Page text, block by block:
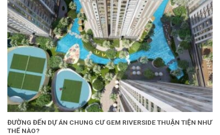
ĐƯỜNG ĐẾN DỰ ÁN CHUNG CƯ GEM RIVERSIDE THUẬN TIỆN NHƯ
THẾ NÀO?